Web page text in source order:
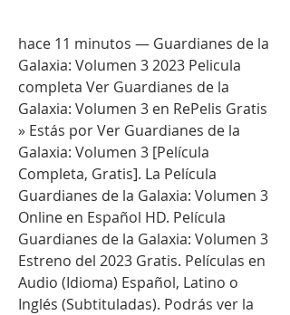
hace 11 minutos — Guardianes de la
Galaxia: Volumen 3 2023 Pelicula
completa Ver Guardianes de la
Galaxia: Volumen 3 en RePelis Gratis
» Estás por Ver Guardianes de la
Galaxia: Volumen 3 [Película
Completa, Gratis]. La Película
Guardianes de la Galaxia: Volumen 3
Online en Español HD. Película
Guardianes de la Galaxia: Volumen 3
Estreno del 2023 Gratis. Películas en
Audio (Idioma) Español, Latino o
Inglés (Subtituladas). Podrás ver la